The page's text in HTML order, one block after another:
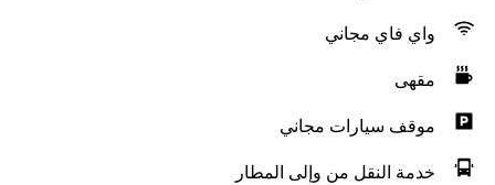
واي فاي مجاني
مقهى
موقف سيارات مجاني
خدمة النقل من وإلى المطار